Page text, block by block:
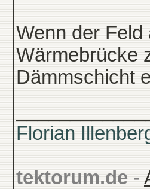
Wenn der
Wärmebrücke
Dämmschicht
Florian
tektorum.de -